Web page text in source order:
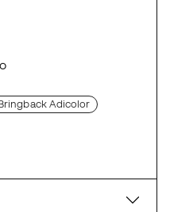
Adicolor